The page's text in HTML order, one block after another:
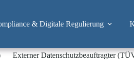
& Digitale Regulierung
Externer Datenschutzbeauftragter